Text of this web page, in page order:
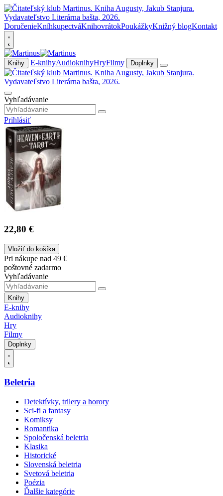
DoručenieKníhkupectváKnihovrátokPoukážkyKnižný blogKontakt
Knihy E-knihyAudioknihyHryFilmy Doplnky
Vyhľadávanie
Prihlásiť
22,80 €
Vložiť do košíka
Pri nákupe nad 49 €
poštovné zadarmo
Vyhľadávanie
Knihy
E-knihy
Audioknihy
Hry
Filmy
Doplnky
Beletria
Detektívky, trilery a horory
Sci-fi a fantasy
Komiksy
Romantika
Spoločenská beletria
Klasika
Historické
Slovenská beletria
Svetová beletria
Poézia
Ďalšie kategórie